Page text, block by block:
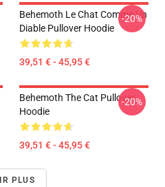
Behemoth Le Chat Comme Un
Diable Pullover Hoodie
39,51 € - 45,95 €
-20%
Behemoth The Cat Pullover
Hoodie
39,51 € - 45,95 €
-20%
PLUS